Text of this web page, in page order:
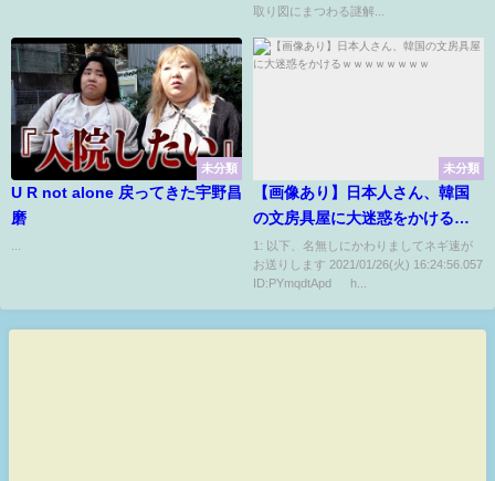
取り図にまつわる謎解...
未分類
U R not alone 戻ってきた宇野昌
磨
未分類
【画像あり】日本人さん、韓国
の文房具屋に大迷惑をかけるｗ
ｗｗｗｗｗｗｗ
1: 以下、名無しにかわりましてネギ速が
お送りします 2021/01/26(火) 16:24:56.057
ID:PYmqdtApd h...